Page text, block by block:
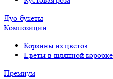
Дуо-букеты
Композиции
Корзины из цветов
Цветы в шляпной коробке
Премиум